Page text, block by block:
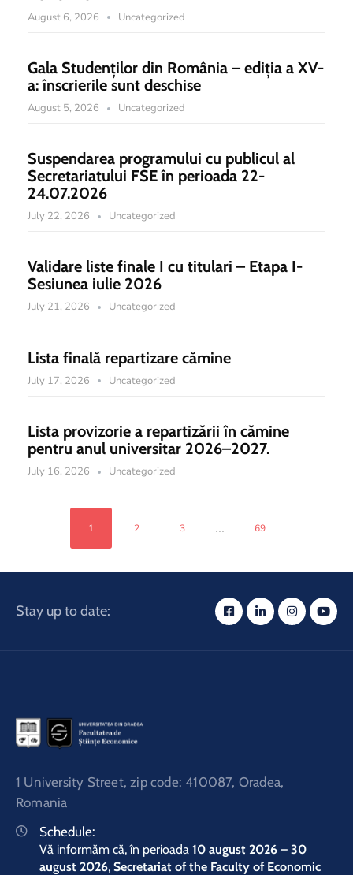
August 6, 2026 Uncategorized
Gala Studenților din România – ediția a XV-
a: înscrierile sunt deschise
August 5, 2026 Uncategorized
Suspendarea programului cu publicul al
Secretariatului FSE în perioada 22-
24.07.2026
July 22, 2026 Uncategorized
Validare liste finale I cu titulari – Etapa I-
Sesiunea iulie 2026
July 21, 2026 Uncategorized
Lista finală repartizare cămine
July 17, 2026 Uncategorized
Lista provizorie a repartizării în cămine
pentru anul universitar 2026–2027.
July 16, 2026 Uncategorized
1 2 3 ... 69
Stay up to date:
1 University Street, zip code: 410087, Oradea,
Romania
Schedule:
Vă informăm că, în perioada 10 august 2026 – 30
august 2026, Secretariat of the Faculty of Economic